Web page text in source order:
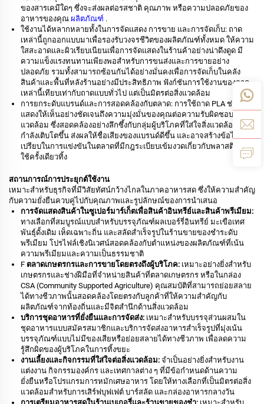
ของสารเคมีใดๆ ซึ่งจะส่งผลต่อรสชาติ คุณภาพ หรือความปลอดภัยของ
อาหารของคุณ ผลิตภัณฑ์ .
ใช้งานได้หลากหลายทั้งในการจัดแสดง การขาย และการจัดเก็บ: ถาด
เหล่านี้ถูกออกแบบมาเพื่อรองรับวงจรชีวิตของผลิตภัณฑ์ทั้งหมด ให้ความ
ใสสะอาดและผิวเรียบเนียนเพื่อการจัดแสดงในร้านค้าอย่างน่าดึงดูด มี
ความแข็งแรงทนทานเพียงพอสำหรับการขนส่งและการขายอย่าง
ปลอดภัย รวมทั้งสามารถซ้อนกันได้อย่างมั่นคงเพื่อการจัดเก็บในคลัง
สินค้าและพื้นที่หลังร้านอย่างมีประสิทธิภาพ ฟังก์ชันการใช้งานของถาด
เหล่านี้เทียบเท่ากับถาดแบบทั่วไป แต่เป็นมิตรต่อสิ่งแวดล้อม
การยกระดับแบรนด์และการสอดคล้องกับตลาด: การใช้ถาด PLA ช่วย
แสดงให้เห็นอย่างชัดเจนถึงความมุ่งมั่นของคุณต่อความรับผิดชอบต่อสิ่ง
แวดล้อม ซึ่งสอดคล้องอย่างลึกซึ้งกับกลุ่มผู้บริโภคที่ใส่ใจสิ่งแวดล้อมซึ่ง
กำลังเติบโตขึ้น ส่งผลให้ชื่อเสียงของแบรนด์ดีขึ้น และอาจสร้างข้อได้
เปรียบในการแข่งขันในตลาดที่มีกฎระเบียบเข้มงวดเกี่ยวกับพลาสติกแบบ
ใช้ครั้งเดียวทิ้ง
สถานการณ์การประยุกต์ใช้งาน
เหมาะสำหรับธุรกิจที่มีวิสัยทัศน์กว้างไกลในภาคอาหารสด ซึ่งให้ความสำคัญ
กับความยั่งยืนควบคู่ไปกับคุณภาพและรูปลักษณ์ของการนำเสนอ
การจัดแสดงสินค้าในซูเปอร์มาร์เก็ตเพื่อสินค้าอินทรีย์และสินค้าพรีเมียม:
ทางเลือกที่สมบูรณ์แบบสำหรับบรรจุภัณฑ์ผลเบอร์รี่อินทรีย์ มะเขือเทศ
พันธุ์ดั้งเดิม เห็ดเฉพาะถิ่น และสลัดสำเร็จรูปในร้านขายของชำระดับ
พรีเมียม โปรไฟล์เชิงนิเวศน์สอดคล้องกับตำแหน่งของผลิตภัณฑ์ที่เน้น
ความพรีเมียมและความเป็นธรรมชาติ
F ตลาดเกษตรกรและการขายโดยตรงถึงผู้บริโภค: เหมาะอย่างยิ่งสำหรับ
เกษตรกรและช่างฝีมือที่จำหน่ายสินค้าที่ตลาดเกษตรกร หรือในกล่อง
CSA (Community Supported Agriculture) คุณสมบัติที่สามารถย่อยสลาย
ได้ทางชีวภาพนั้นสอดคล้องโดยตรงกับลูกค้าที่ให้ความสำคัญกับ
ผลิตภัณฑ์จากท้องถิ่นและมีจิตสำนึกด้านสิ่งแวดล้อม
บริการชุดอาหารที่ยั่งยืนและการจัดส่ง: เหมาะสำหรับบรรจุส่วนผสมใน
ชุดอาหารแบบสมัครสมาชิกและบริการจัดส่งอาหารสำเร็จรูปที่มุ่งเน้น
บรรจุภัณฑ์แบบไม่มีของเสียหรือย่อยสลายได้ทางชีวภาพ เพื่อลดความ
รู้สึกผิดของผู้บริโภคในการทิ้งขยะ
งานเลี้ยงและกิจกรรมที่ใส่ใจต่อสิ่งแวดล้อม: จำเป็นอย่างยิ่งสำหรับงาน
แต่งงาน กิจกรรมองค์กร และเทศกาลต่าง ๆ ที่มีข้อกำหนดด้านความ
ยั่งยืนหรือโปรแกรมการหมักเศษอาหาร โดยให้ทางเลือกที่เป็นมิตรต่อสิ่ง
แวดล้อมสำหรับการเสิร์ฟบุฟเฟต์ บาร์สลัด และกล่องอาหารกลางวัน